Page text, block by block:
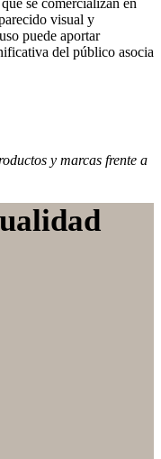
visual y
puede aportar
del público asocia
y marcas frente a